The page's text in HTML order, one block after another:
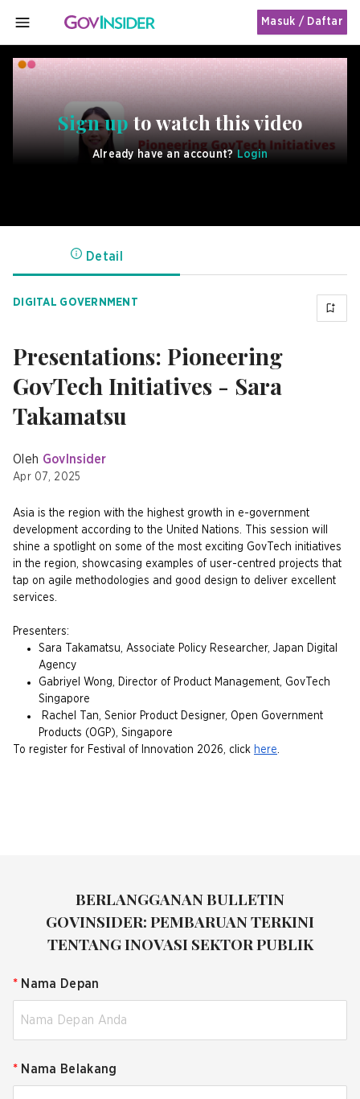
MENU
Masuk / Daftar
Sign upto watch this video
Already have an account? Login
Detail
DIGITAL GOVERNMENT
Presentations: Pioneering
GovTech Initiatives - Sara
Takamatsu
Oleh GovInsider
Apr 07, 2025
Asia is the region with the highest growth in e-government
development according to the United Nations. This session will
shine a spotlight on some of the most exciting GovTech initiatives
in the region, showcasing examples of user-centred projects that
tap on agile methodologies and good design to deliver excellent
services.
Presenters:
Sara Takamatsu, Associate Policy Researcher, Japan Digital
Agency
Gabriyel Wong, Director of Product Management, GovTech
Singapore
Rachel Tan, Senior Product Designer, Open Government
Products (OGP), Singapore
To register for Festival of Innovation 2026, click here.
BERLANGGANAN BULLETIN
GOVINSIDER: PEMBARUAN TERKINI
TENTANG INOVASI SEKTOR PUBLIK
* Nama Depan
* Nama Belakang